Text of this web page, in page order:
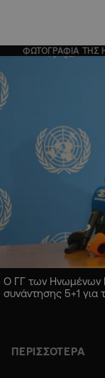
ΦΩΤΟΓΡΑΦΙΑ ΤΗΣ
Ο ΓΓ των Ηνωμένων
συνάντησης 5+1 για
ΠΕΡΙΣΣΟΤΕΡΑ